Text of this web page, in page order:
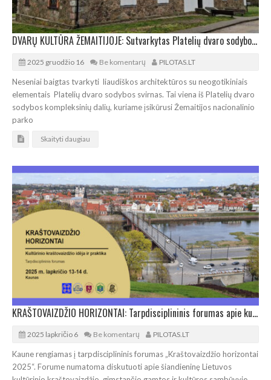
DVARŲ KULTŪRA ŽEMAITIJOJE: Sutvarkytas Platelių dvaro sodybos XIX a. svirnas
2025 gruodžio 16 Be komentarų PILOTAS.LT
Neseniai baigtas tvarkyti liaudiškos architektūros su neogotikiniais
elementais Platelių dvaro sodybos svirnas. Tai viena iš Platelių dvaro
sodybos kompleksinių dalių, kuriame įsikūrusi Žemaitijos nacionalinio
parko
Skaityti daugiau
KRAŠTOVAIZDŽIO HORIZONTAI: Tarpdisciplininis forumas apie kultūrinio kraštovaizdžio idėją ir praktiką
2025 lapkričio 6 Be komentarų PILOTAS.LT
Kaune rengiamas į tarpdisciplininis forumas „Kraštovaizdžio horizontai
2025“. Forume numatoma diskutuoti apie šiandieninę Lietuvos